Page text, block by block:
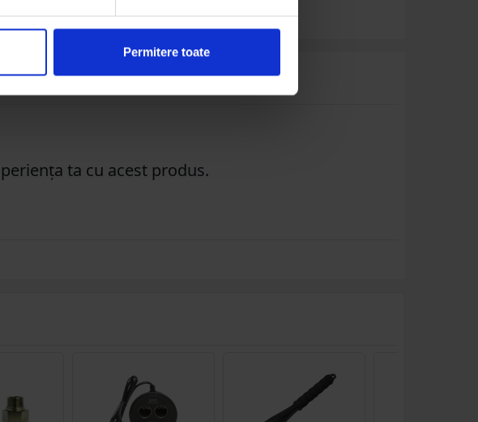
Permitere toate
ta cu acest produs.